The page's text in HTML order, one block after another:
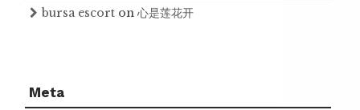
bursa escort on 心是莲花开
Meta